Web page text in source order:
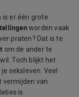
is er één grote
worden vaak
praten? Dat is te
om de ander te
Toch blijkt het
seksleven. Veel
vermijden van
is.